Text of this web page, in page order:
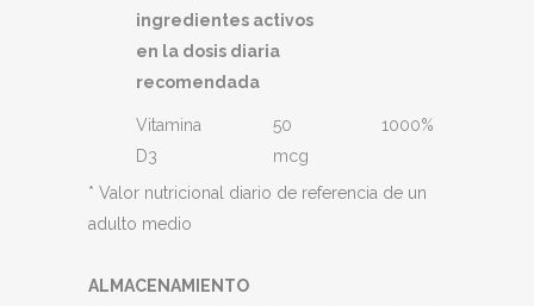
ingredientes activos
en la dosis diaria
recomendada
Vitamina
D3
50
mcg
1000%
* Valor nutricional diario de referencia de un
adulto medio
ALMACENAMIENTO